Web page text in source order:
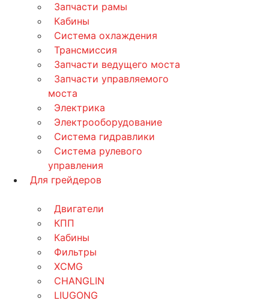
Запчасти рамы
Кабины
Система охлаждения
Трансмиссия
Запчасти ведущего моста
Запчасти управляемого
моста
Электрика
Электрооборудование
Система гидравлики
Система рулевого
управления
Для грейдеров
Двигатели
КПП
Кабины
Фильтры
XCMG
CHANGLIN
LIUGONG